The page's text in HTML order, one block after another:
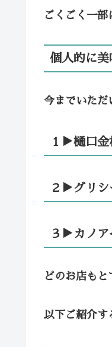
ごくごく一部
個人的に美
今までいただ
１▶︎樋口金
２▶︎グリシ
３▶︎カノア
どのお店もと
以下ご紹介す